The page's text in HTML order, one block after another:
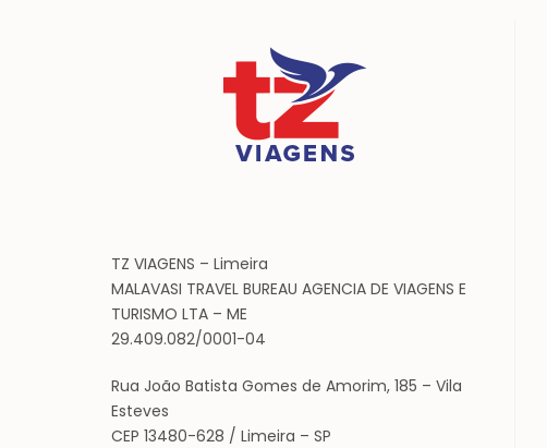
TZ VIAGENS – Limeira
MALAVASI TRAVEL BUREAU AGENCIA DE VIAGENS E
TURISMO LTA – ME
29.409.082/0001-04
Rua João Batista Gomes de Amorim, 185 – Vila
Esteves
CEP 13480-628 / Limeira – SP